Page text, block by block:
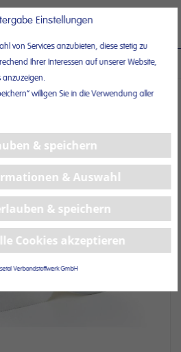
Direkt
zum
MIT STARKER HAFTUNG
Einstellungen
von Services anzubieten, diese stetig zu
Ihrer Interessen auf unserer Website,
anzuzeigen.
willigen Sie in die Verwendung aller
in unsererDatenschutzerklärungund in
& speichern
& Auswahl
& speichern
Cookies akzeptieren
Verbandstoffwerk GmbH